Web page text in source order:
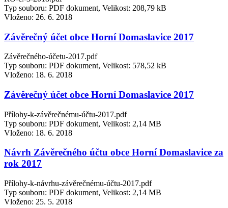
Typ souboru: PDF dokument, Velikost: 208,79 kB
Vloženo: 26. 6. 2018
Závěrečný účet obce Horní Domaslavice 2017
Závěrečného-účetu-2017.pdf
Typ souboru: PDF dokument, Velikost: 578,52 kB
Vloženo: 18. 6. 2018
Závěrečný účet obce Horní Domaslavice 2017
Přílohy-k-závěrečnému-účtu-2017.pdf
Typ souboru: PDF dokument, Velikost: 2,14 MB
Vloženo: 18. 6. 2018
Návrh Závěrečného účtu obce Horní Domaslavice za
rok 2017
Přílohy-k-návrhu-závěrečnému-účtu-2017.pdf
Typ souboru: PDF dokument, Velikost: 2,14 MB
Vloženo: 25. 5. 2018